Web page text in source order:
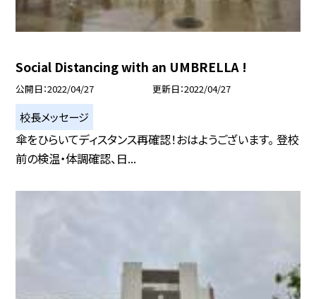
Social Distancing with an UMBRELLA !
公開日 2022/04/27 更新日 2022/04/27
校長メッセージ
傘をひらいてディスタンス再確認！おはようございます。 登校
前の検温・体調確認、日...